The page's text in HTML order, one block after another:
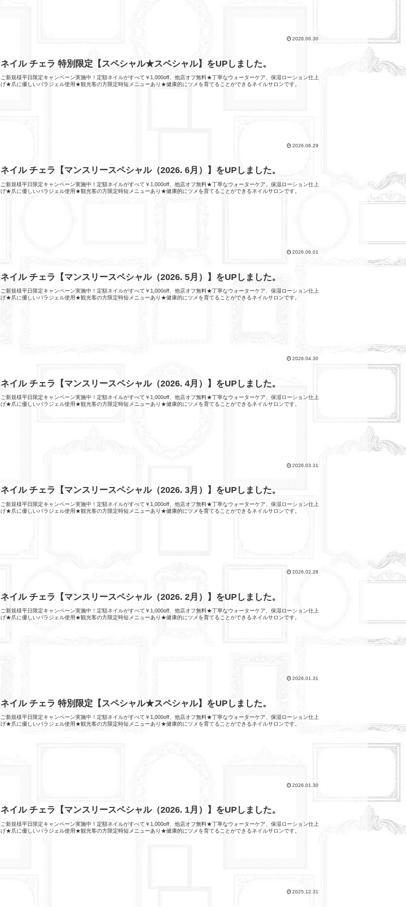
2026.06.30
ネイル チェラ 特別限定【スペシャル★スペシャル】をUPしました。
ご新規様平日限定キャンペーン実施中！定額ネイルがすべて￥1,000off、他店オフ無料★丁寧なウォーターケア、保湿ローション仕上
げ★爪に優しいパラジェル使用★観光客の方限定時短メニューあり★健康的にツメを育てることができるネイルサロンです。
2026.06.29
ネイル チェラ【マンスリースペシャル（2026. 6月）】をUPしました。
ご新規様平日限定キャンペーン実施中！定額ネイルがすべて￥1,000off、他店オフ無料★丁寧なウォーターケア、保湿ローション仕上
げ★爪に優しいパラジェル使用★観光客の方限定時短メニューあり★健康的にツメを育てることができるネイルサロンです。
2026.06.01
ネイル チェラ【マンスリースペシャル（2026. 5月）】をUPしました。
ご新規様平日限定キャンペーン実施中！定額ネイルがすべて￥1,000off、他店オフ無料★丁寧なウォーターケア、保湿ローション仕上
げ★爪に優しいパラジェル使用★観光客の方限定時短メニューあり★健康的にツメを育てることができるネイルサロンです。
2026.04.30
ネイル チェラ【マンスリースペシャル（2026. 4月）】をUPしました。
ご新規様平日限定キャンペーン実施中！定額ネイルがすべて￥1,000off、他店オフ無料★丁寧なウォーターケア、保湿ローション仕上
げ★爪に優しいパラジェル使用★観光客の方限定時短メニューあり★健康的にツメを育てることができるネイルサロンです。
2026.03.31
ネイル チェラ【マンスリースペシャル（2026. 3月）】をUPしました。
ご新規様平日限定キャンペーン実施中！定額ネイルがすべて￥1,000off、他店オフ無料★丁寧なウォーターケア、保湿ローション仕上
げ★爪に優しいパラジェル使用★観光客の方限定時短メニューあり★健康的にツメを育てることができるネイルサロンです。
2026.02.28
ネイル チェラ【マンスリースペシャル（2026. 2月）】をUPしました。
ご新規様平日限定キャンペーン実施中！定額ネイルがすべて￥1,000off、他店オフ無料★丁寧なウォーターケア、保湿ローション仕上
げ★爪に優しいパラジェル使用★観光客の方限定時短メニューあり★健康的にツメを育てることができるネイルサロンです。
2026.01.31
ネイル チェラ 特別限定【スペシャル★スペシャル】をUPしました。
ご新規様平日限定キャンペーン実施中！定額ネイルがすべて￥1,000off、他店オフ無料★丁寧なウォーターケア、保湿ローション仕上
げ★爪に優しいパラジェル使用★観光客の方限定時短メニューあり★健康的にツメを育てることができるネイルサロンです。
2026.01.30
ネイル チェラ【マンスリースペシャル（2026. 1月）】をUPしました。
ご新規様平日限定キャンペーン実施中！定額ネイルがすべて￥1,000off、他店オフ無料★丁寧なウォーターケア、保湿ローション仕上
げ★爪に優しいパラジェル使用★観光客の方限定時短メニューあり★健康的にツメを育てることができるネイルサロンです。
2025.12.31